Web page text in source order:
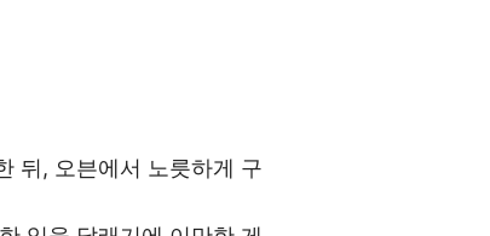
뒤, 오븐에서 노릇하게 구